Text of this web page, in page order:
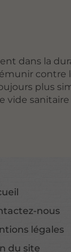
dans la
plus
vide
nous
légales
du site